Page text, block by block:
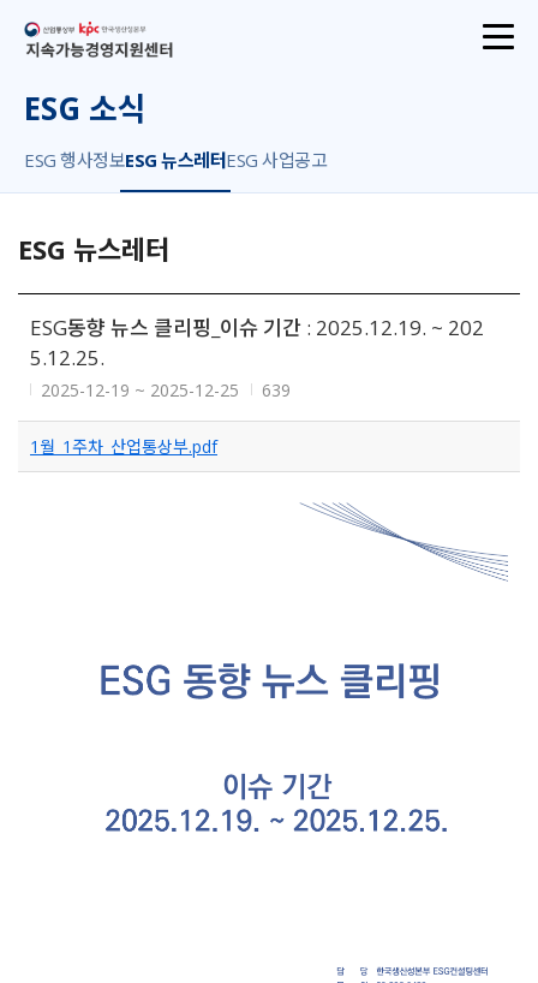
산업통상부
지속가능경영지원센터
ESG 소식
ESG 행사정보ESG 뉴스레터ESG 사업공고
ESG 뉴스레터
ESG동향 뉴스 클리핑_이슈 기간 : 2025.12.19. ~ 202
5.12.25.
2025-12-19 ~ 2025-12-25 639
1월_1주차_산업통상부.pdf